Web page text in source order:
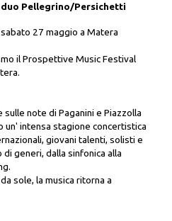
duo Pellegrino/Persichetti
sabato 27 maggio a Matera
il Prospettive Music Festival
note di Paganini e Piazzolla
un' intensa stagione concertistica
giovani talenti, solisti e
generi, dalla sinfonica alla
sole, la musica ritorna a